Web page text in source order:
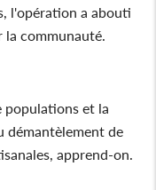
l'opération a abouti
communauté.
et la
démantèlement de
apprend-on.